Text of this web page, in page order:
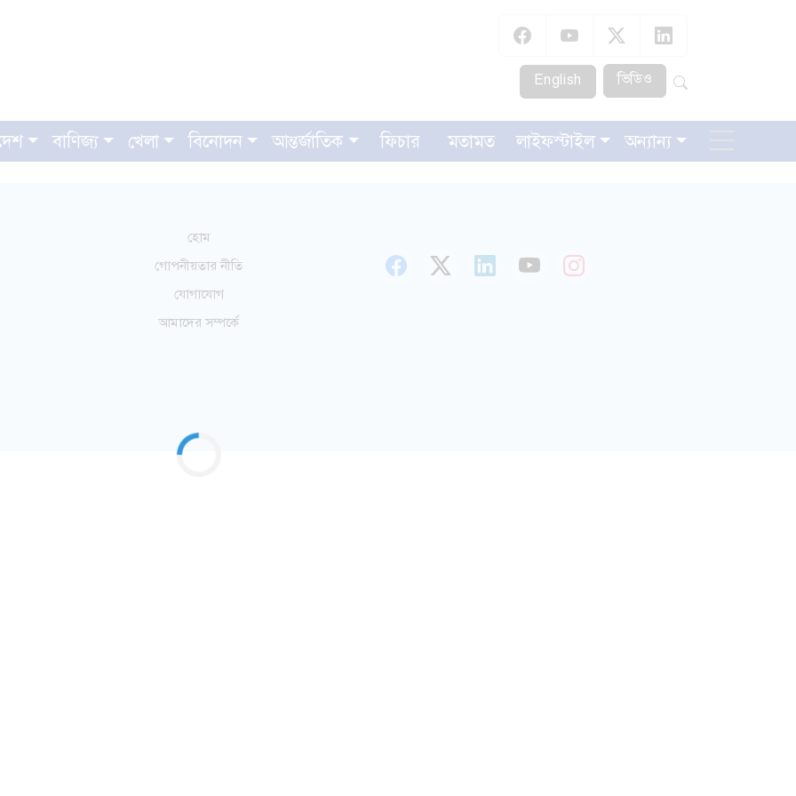
English ভিডিও
বাণিজ্য খেলা বিনোদন আন্তর্জাতিক ফিচার মতামত লাইফস্টাইল অন্যান্য
হোম
গোপনীয়তার নীতি
যোগাযোগ
আমাদের সম্পর্কে